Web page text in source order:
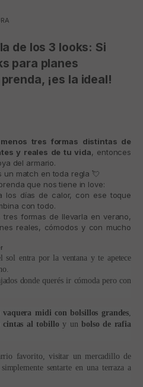
de los 3 looks: Si
para planes
¡es la ideal!
tres formas distintas de
y reales de tu vida, entonces
del armario.
match en toda regla 💘
que nos tiene in love:
los días de calor, con ese toque
con todo.
formas de llevarla en verano,
reales, cómodos y con mucho
sol entra por la ventana y te apetece
donde querés ir cómoda pero con
vaquera midi con bolsillos grandes,
cintas al tobilloy unbolso de rafia
favorito, visitar un mercadillo de
sentarte en una terraza a